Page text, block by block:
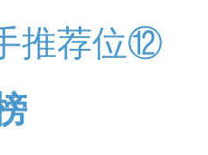
推荐位⑫